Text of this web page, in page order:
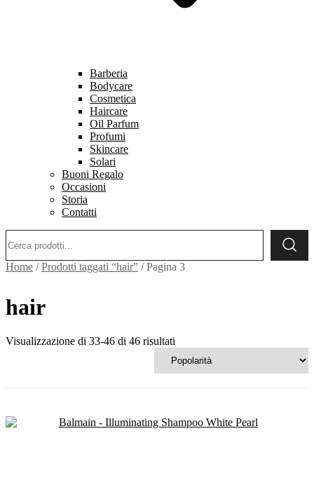
Barberia
Bodycare
Cosmetica
Haircare
Oil Parfum
Profumi
Skincare
Solari
Buoni Regalo
Occasioni
Storia
Contatti
Home /Prodotti taggati “hair” / Pagina 3
hair
Visualizzazione di 33-46 di 46 risultati